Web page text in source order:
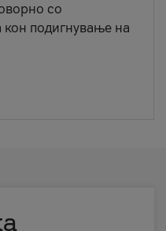
со
кон подигнување на